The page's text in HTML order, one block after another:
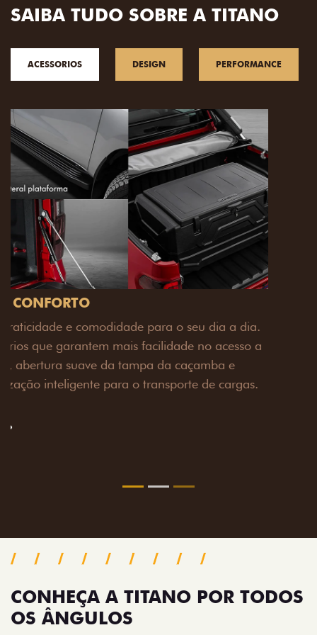
SAIBA TUDO SOBRE A TITANO
ACESSORIOS DESIGN PERFORMANCE
PACK OFF-ROAD
Prepare sua picape para qualquer desafio. O Pack
off-road combina engate de reboque para até 3,5
toneladas, alargadores de para-lamas e overbumper,
oferecendo mais capacidade de reboque, proteção
imponente para enfrentar qualquer terreno com
Pack tecnologia
CONHEÇA A TITANO POR TODOS
OS ÂNGULOS